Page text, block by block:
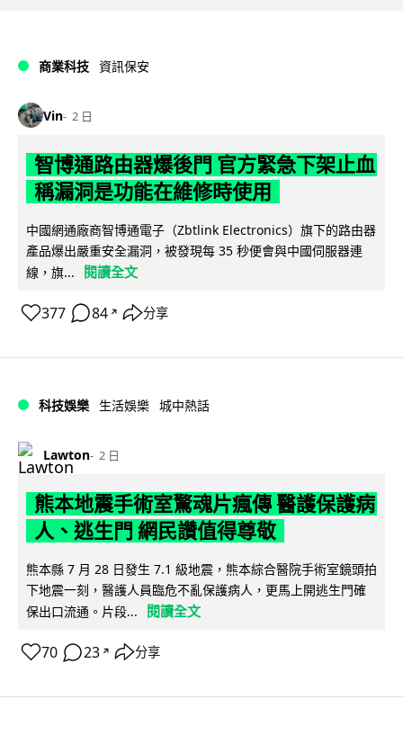
商業科技 資訊保安
Vin 2 日
智博通路由器爆後門 官方緊急下架止血
稱漏洞是功能在維修時使用
中國網通廠商智博通電子（Zbtlink Electronics）旗下的路由器
產品爆出嚴重安全漏洞，被發現每 35 秒便會與中國伺服器連
線，旗...
閱讀全文
377 84 ↗ 分享
科技娛樂 生活娛樂 城中熱話
Lawton 2 日
熊本地震手術室驚魂片瘋傳 醫護保護病
人、逃生門 網民讚值得尊敬
熊本縣 7 月 28 日發生 7.1 級地震，熊本綜合醫院手術室鏡頭拍
下地震一刻，醫護人員臨危不亂保護病人，更馬上開逃生門確
保出口流通。片段...
閱讀全文
70 23 ↗ 分享